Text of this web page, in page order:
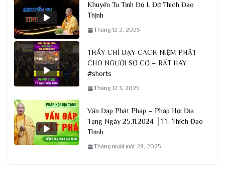
Khuyến Tu Tịnh Độ L Đđ Thích Đạo
Thịnh
Tháng 12 2, 2025
THẦY CHỈ DẠY CÁCH NIỆM PHẬT
CHO NGƯỜI SƠ CƠ – RẤT HAY
#shorts
Tháng 12 3, 2025
Vấn Đáp Phật Pháp – Pháp Hội Địa
Tạng Ngày 25.11.2024 │TT. Thích Đạo
Thịnh
Tháng mười một 28, 2025